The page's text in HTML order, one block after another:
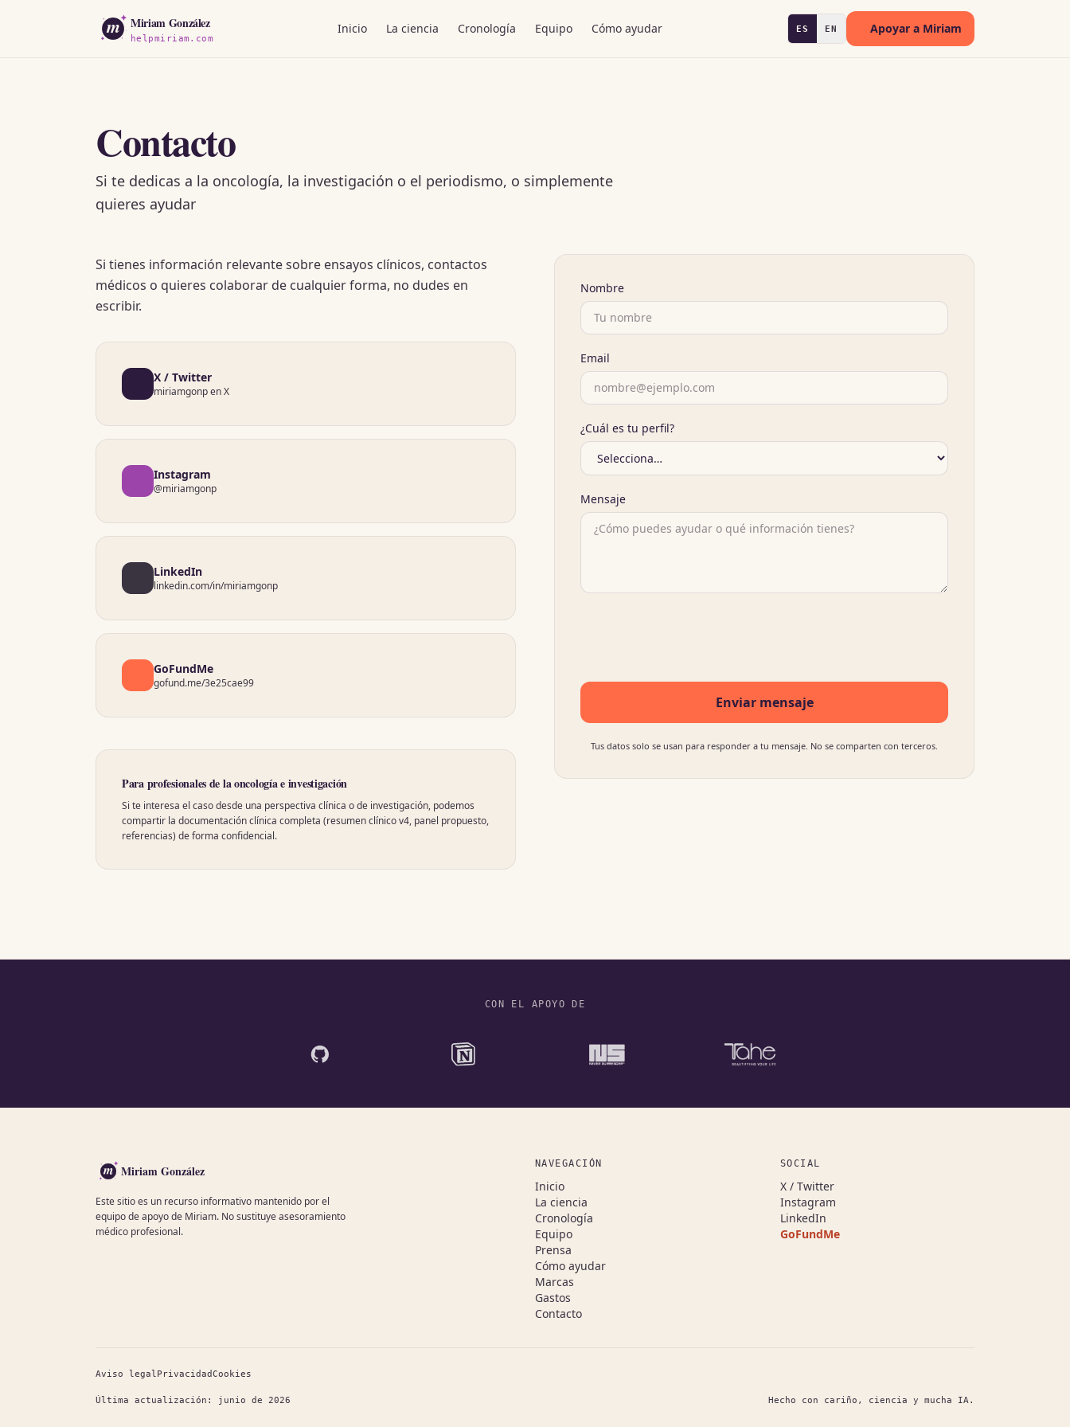
m Miriam González
helpmiriam.com
Inicio La ciencia Cronología Equipo Cómo ayudar ES EN Apoyar a Miriam
(se abre en una pestaña nueva)
Contacto
Si te dedicas a la oncología, la investigación o el periodismo, o simplemente
quieres ayudar
Si tienes información relevante sobre ensayos clínicos, contactos
médicos o quieres colaborar de cualquier forma, no dudes en
escribir.
X / Twitter
miriamgonp en X
Instagram
@miriamgonp
LinkedIn
linkedin.com/in/miriamgonp
GoFundMe
gofund.me/3e25cae99
Para profesionales de la oncología e investigación
Si te interesa el caso desde una perspectiva clínica o de investigación, podemos
compartir la documentación clínica completa (resumen clínico v4, panel propuesto,
referencias) de forma confidencial.
Nombre
Email
¿Cuál es tu perfil?
Mensaje
Enviar mensaje
Tus datos solo se usan para responder a tu mensaje. No se comparten con terceros.
CON EL APOYO DE
m Miriam González
Este sitio es un recurso informativo mantenido por el
equipo de apoyo de Miriam. No sustituye asesoramiento
médico profesional.
NAVEGACIÓN
Inicio
La ciencia
Cronología
Equipo
Prensa
Cómo ayudar
Marcas
Gastos
Contacto
SOCIAL
X / Twitter(se abre en una pestaña nueva)
Instagram
LinkedIn
GoFundMe
(se abre en una pestaña nueva)
Aviso legal PrivacidadCookies
Última actualización: junio de 2026 Hecho con cariño, ciencia y mucha IA.